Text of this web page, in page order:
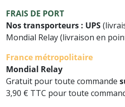
FRAIS DE PORT
Nos transporteurs : UPS
Mondial Relay (livraison en
France métropolitaire
Mondial Relay
Gratuit pour toute commande
3,90 € TTC pour toute